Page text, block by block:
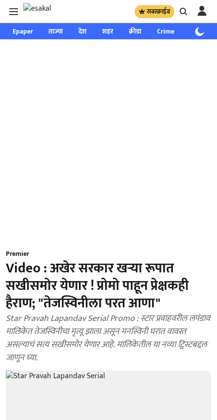
सबस्क्राईब
Epaper ताज्या देश शहर क्रीडा Crime साप्ताहिक
Premier
Video : अखेर सरकार खऱ्या रूपात
सखीसमोर येणार ! प्रोमो पाहून प्रेक्षकही
हैराण; "तेजस्विनीला परत आणा"
Star Pravah Lapandav Serial Promo : स्टार प्रवाहवरील लपंडाव
मालिकेत तेजस्विनीचा मृत्यू झाला असून मनस्विनी घरात वावरत
असल्याचं सत्य सखीसमोर येणार आहे. मालिकेतील या नव्या ट्विस्टबद्दल
जाणून घ्या.